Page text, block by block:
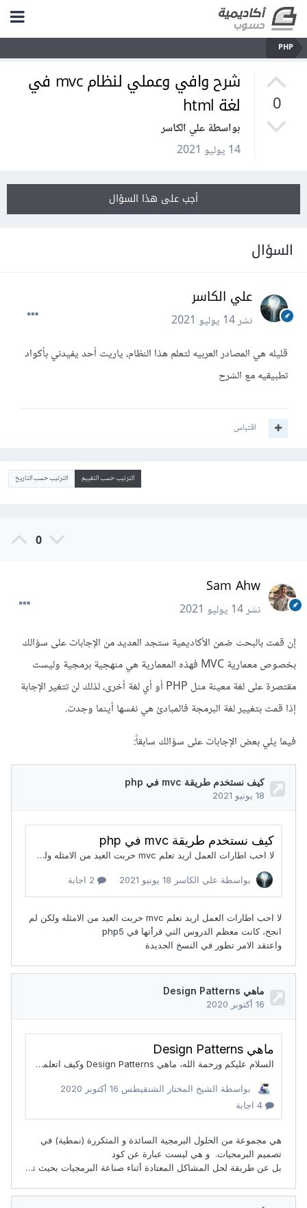
PHP
0
شرح وافي وعملي لنظام mvc في
لغة html
بواسطة علي الكاسر
14 يوليو 2021
أجب على هذا السؤال
السؤال
علي الكاسر
نشر14 يوليو 2021
قليله هي المصادر العربيه لتعلم هذا النظام، ياريت أحد يفيدني بأكواد
تطبيقيه مع الشرح
اقتباس
الترتيب حسب التقييم الترتيب حسب التاريخ
0
Sam Ahw
نشر14 يوليو 2021
إن قمت بالبحث ضمن الأكاديمية ستجد العديد من الإجابات على سؤالك
بخصوص معمارية MVC فهذه المعمارية هي منهجية برمجية وليست
مقتصرة على لغة معينة مثل PHP أو أي لغة أخرى، لذلك لن تتغير الإجابة
إذا قمت بتغيير لغة البرمجة فالمبادئ هي نفسها أينما وجدت.
فيما يلي بعض الإجابات على سؤالك سابقاً: